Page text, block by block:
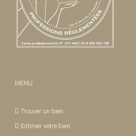
MENU
Trouver un bien
Estimer votre bien